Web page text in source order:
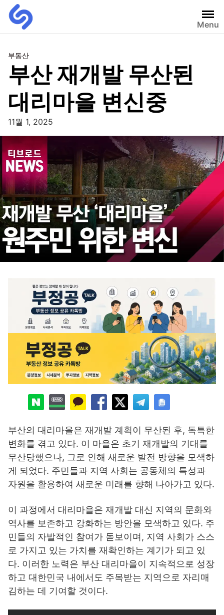
Menu
부동산
부산 재개발 무산된
대리마을 변신중
11월 1, 2025
부산의 대리마을은 재개발 계획이 무산된 후, 독특한
변화를 겪고 있다. 이 마을은 초기 재개발의 기대를
무산당했으나, 그로 인해 새로운 발전 방향을 모색하
게 되었다. 주민들과 지역 사회는 공동체의 특성과
자원을 활용하여 새로운 미래를 향해 나아가고 있다.
이 과정에서 대리마을은 재개발 대신 지역의 문화와
역사를 보존하고 강화하는 방안을 모색하고 있다. 주
민들의 자발적인 참여가 돋보이며, 지역 사회가 스스
로 가지고 있는 가치를 재확인하는 계기가 되고 있
다. 이러한 노력은 부산 대리마을이 지속적으로 성장
하고 대한민국 내에서도 주목받는 지역으로 자리매
김하는 데 기여할 것이다.